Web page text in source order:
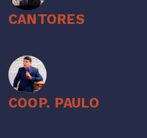
CANTORES
COOP. PAULO